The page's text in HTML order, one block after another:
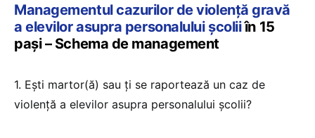
Managementul cazurilor de violență gravă
a elevilor asupra personalului școliiîn 15
pași – Schema de management
1. Ești martor(ă) sau ți se raportează un caz de
violență a elevilor asupra personalului școlii?